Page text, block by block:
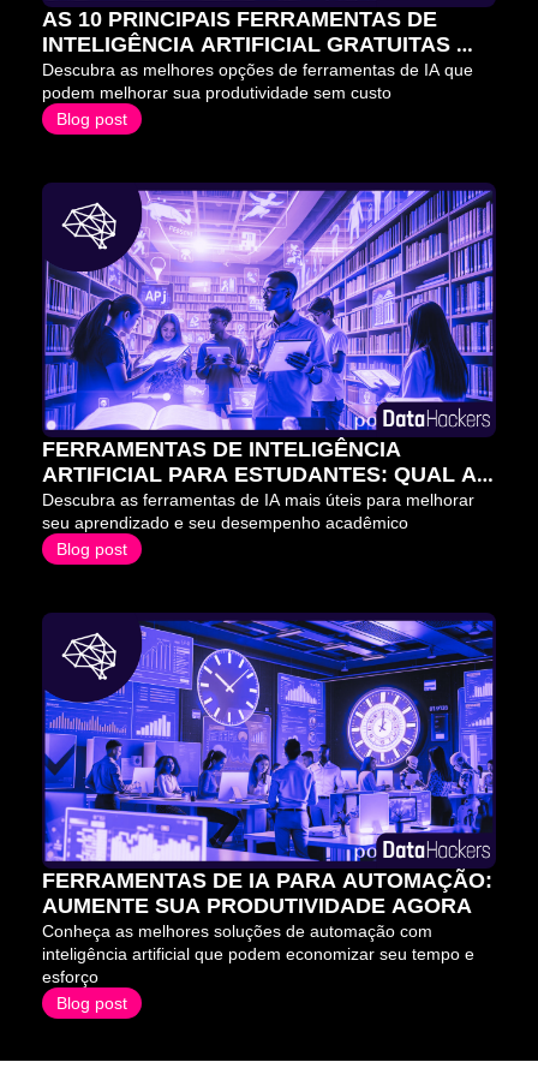
AS 10 PRINCIPAIS FERRAMENTAS DE
INTELIGÊNCIA ARTIFICIAL GRATUITAS
PARA 2026
Descubra as melhores opções de ferramentas de IA que
podem melhorar sua produtividade sem custo
Blog post
FERRAMENTAS DE INTELIGÊNCIA
ARTIFICIAL PARA ESTUDANTES: QUAL A
MELHOR ESCOLHA?
Descubra as ferramentas de IA mais úteis para melhorar
seu aprendizado e seu desempenho acadêmico
Blog post
FERRAMENTAS DE IA PARA AUTOMAÇÃO:
AUMENTE SUA PRODUTIVIDADE AGORA
Conheça as melhores soluções de automação com
inteligência artificial que podem economizar seu tempo e
esforço
Blog post